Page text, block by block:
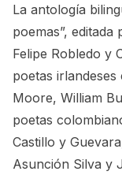
La antología
poemas”,
Felipe Robledo y
poetas
Moore, William
poetas
Castillo y
Asunción Silva y